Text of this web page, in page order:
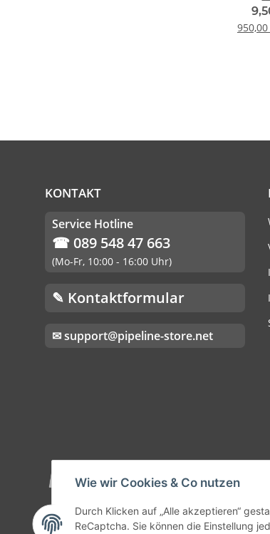
Wie wir Cookies & Co nutzen
Durch Klicken auf „Alle akzeptieren“
ReCaptcha. Sie können die Einstellung
KONTAKT
Service Hotline
☎ 089 548 47 663
(Mo-Fr, 10:00 - 16:00 Uhr)
✎ Kontaktformular
✉ support@pipeline-store.net